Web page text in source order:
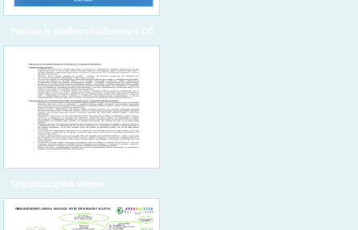
Pravice in dolžnosti učencev v OŠ
Organizacijska shema